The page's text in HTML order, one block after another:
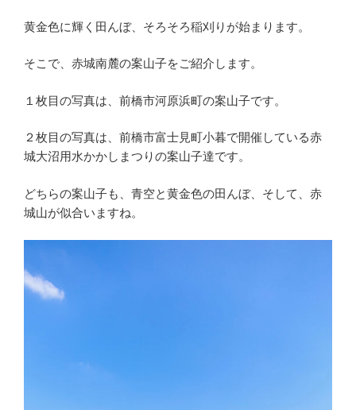
黄金色に輝く田んぼ、そろそろ稲刈りが始まります。
そこで、赤城南麓の案山子をご紹介します。
１枚目の写真は、前橋市河原浜町の案山子です。
２枚目の写真は、前橋市富士見町小暮で開催している赤
城大沼用水かかしまつりの案山子達です。
どちらの案山子も、青空と黄金色の田んぼ、そして、赤
城山が似合いますね。